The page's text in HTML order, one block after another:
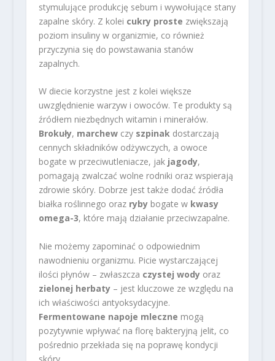
stymulujące produkcję sebum i wywołujące stany
zapalne skóry. Z kolei cukry proste zwiększają
poziom insuliny w organizmie, co również
przyczynia się do powstawania stanów
zapalnych.
W diecie korzystne jest z kolei większe
uwzględnienie warzyw i owoców. Te produkty są
źródłem niezbędnych witamin i minerałów.
Brokuły, marchewczy szpinakdostarczają
cennych składników odżywczych, a owoce
bogate w przeciwutleniacze, jak jagody,
pomagają zwalczać wolne rodniki oraz wspierają
zdrowie skóry. Dobrze jest także dodać źródła
białka roślinnego oraz rybybogate w kwasy
omega-3, które mają działanie przeciwzapalne.
Nie możemy zapominać o odpowiednim
nawodnieniu organizmu. Picie wystarczającej
ilości płynów – zwłaszcza czystej wodyoraz
zielonej herbaty– jest kluczowe ze względu na
ich właściwości antyoksydacyjne.
Fermentowane napoje mleczne mogą
pozytywnie wpływać na florę bakteryjną jelit, co
pośrednio przekłada się na poprawę kondycji